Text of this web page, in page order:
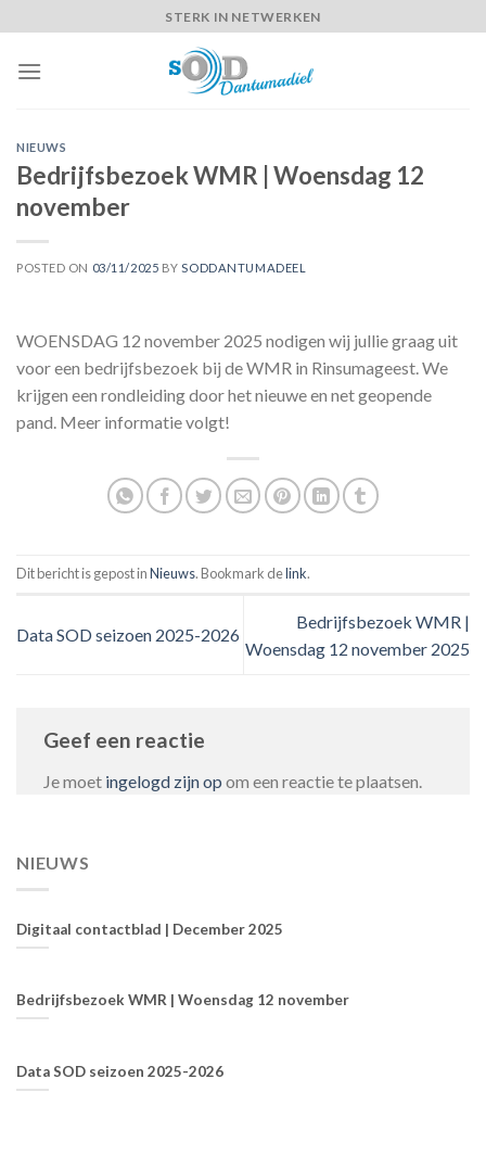
to
content
STERK IN NETWERKEN
NIEUWS
Bedrijfsbezoek WMR | Woensdag 12
november
POSTED ON 03/11/2025 BY SODDANTUMADEEL
WOENSDAG 12 november 2025 nodigen wij jullie graag uit
voor een bedrijfsbezoek bij de WMR in Rinsumageest. We
krijgen een rondleiding door het nieuwe en net geopende
pand. Meer informatie volgt!
Dit bericht is gepost inNieuws. Bookmark delink.
Data SOD seizoen 2025-2026
Bedrijfsbezoek WMR |
Woensdag 12 november 2025
Geef een reactie
Je moet ingelogd zijn op om een reactie te plaatsen.
NIEUWS
Digitaal contactblad | December 2025
Bedrijfsbezoek WMR | Woensdag 12 november
Data SOD seizoen 2025-2026